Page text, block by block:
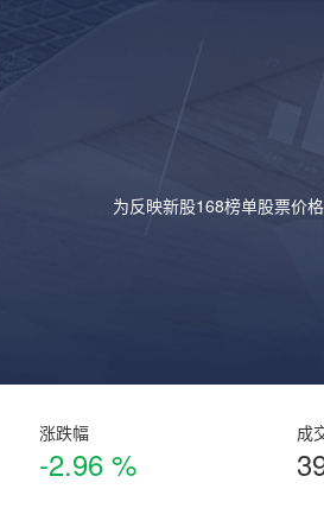
为反映新股168榜单股票价
涨跌幅
-2.96 %
成